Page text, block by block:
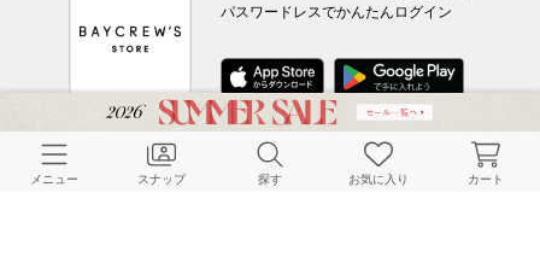
パスワードレスでかんたんログイン
CUSTOMER SERVICE
メニュー スナップ 探す お気に入り カート